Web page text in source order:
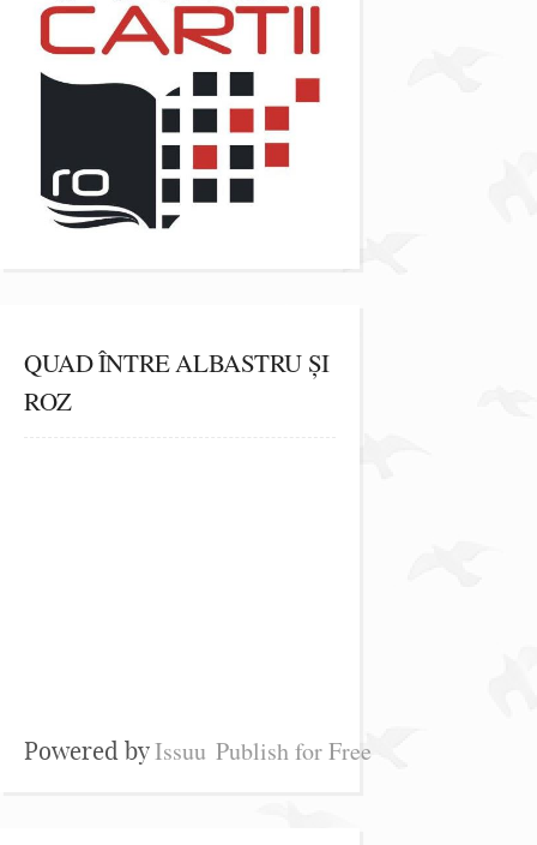
QUAD ÎNTRE ALBASTRU ȘI
ROZ
Powered byIssuu Publish for Free